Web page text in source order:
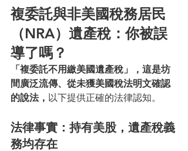
複委託與非美國稅務居民
（NRA）遺產稅：你被誤
導了嗎？
「複委託不用繳美國遺產稅」，這是坊
間廣泛流傳、從未獲美國稅法明文確認
的說法， 以下提供正確的法律認知。
法律事實：持有美股，遺產稅義
務均存在